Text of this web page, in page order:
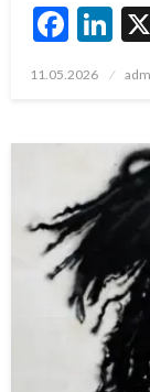
Posted
11.05.2026